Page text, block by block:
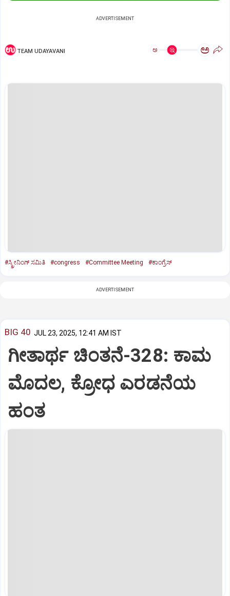
ADVERTISEMENT
TEAM UDAYAVANI ಅ ಅ
#ಸ್ಕ್ರೀನಿಂಗ್‌ ಸಮಿತಿ #congress #Committee Meeting #ಕಾಂಗ್ರೆಸ್‌
ADVERTISEMENT
BIG 40 JUL 23, 2025, 12:41 AM IST
ಗೀತಾರ್ಥ ಚಿಂತನೆ-328: ಕಾಮ
ಮೊದಲ, ಕ್ರೋಧ ಎರಡನೆಯ
ಹಂತ